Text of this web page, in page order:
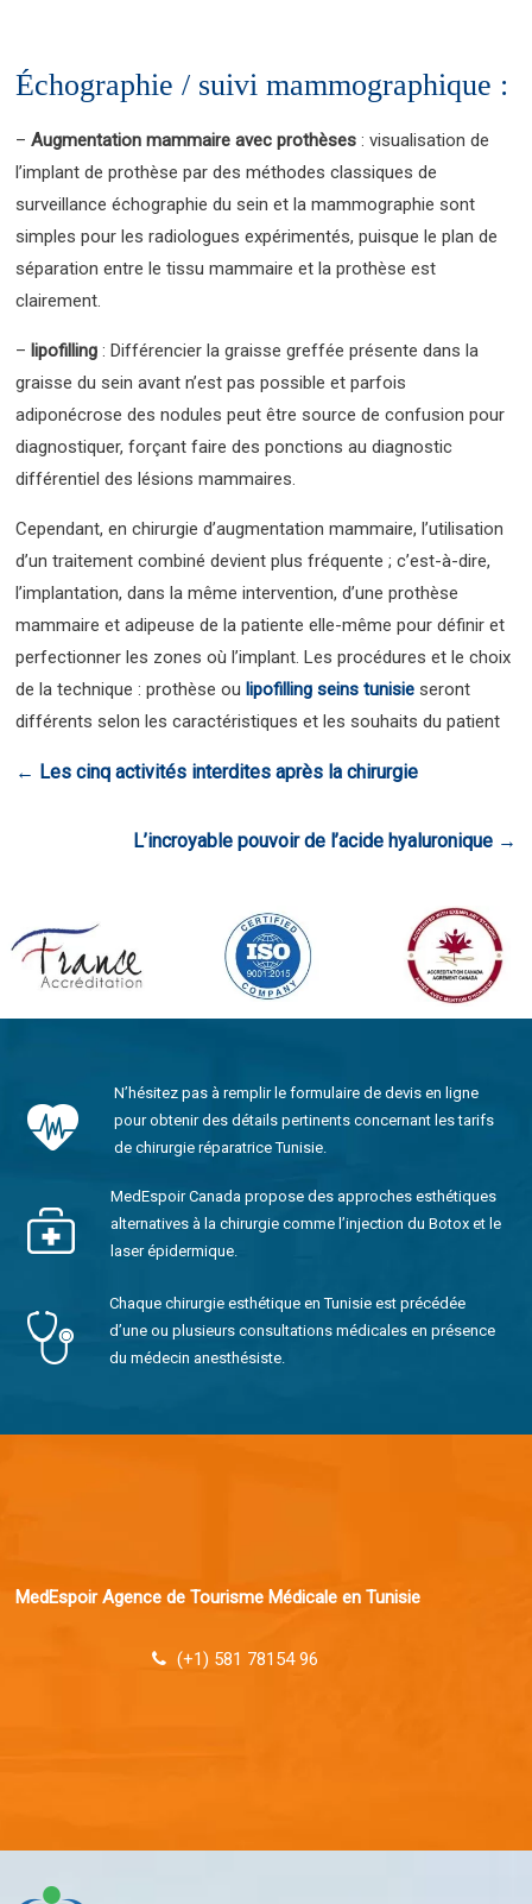
Échographie / suivi mammographique :
–Augmentation mammaire avec prothèses : visualisation de
l’implant de prothèse par des méthodes classiques de
surveillance échographie du sein et la mammographie sont
simples pour les radiologues expérimentés, puisque le plan de
séparation entre le tissu mammaire et la prothèse est
clairement.
– lipofilling : Différencier la graisse greffée présente dans la
graisse du sein avant n’est pas possible et parfois
adiponécrose des nodules peut être source de confusion pour
diagnostiquer, forçant faire des ponctions au diagnostic
différentiel des lésions mammaires.
Cependant, en chirurgie d’augmentation mammaire, l’utilisation
d’un traitement combiné devient plus fréquente ; c’est-à-dire,
l’implantation, dans la même intervention, d’une prothèse
mammaire et adipeuse de la patiente elle-même pour définir et
perfectionner les zones où l’implant. Les procédures et le choix
de la technique : prothèse oulipofilling seins tunisie seront
différents selon les caractéristiques et les souhaits du patient
← Les cinq activités interdites après la chirurgie
L’incroyable pouvoir de l’acide hyaluronique →
N’hésitez pas à remplir le formulaire de devis en ligne
pour obtenir des détails pertinents concernant les tarifs
de chirurgie réparatrice Tunisie.
MedEspoir Canada propose des approches esthétiques
alternatives à la chirurgie comme l’injection du Botox et le
laser épidermique.
Chaque chirurgie esthétique en Tunisie est précédée
d’une ou plusieurs consultations médicales en présence
du médecin anesthésiste.
MedEspoir Agence de Tourisme Médicale en Tunisie
(+1) 581 78154 96